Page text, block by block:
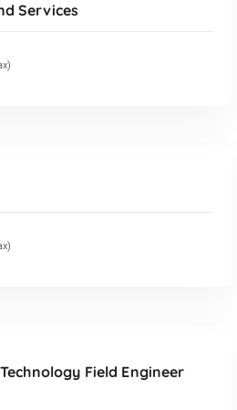
Services
Field Engineer